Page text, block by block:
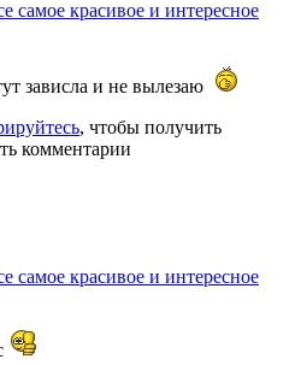
самое красивое и интересное
зависла и не вылезаю
, чтобы получить
комментарии
самое красивое и интересное